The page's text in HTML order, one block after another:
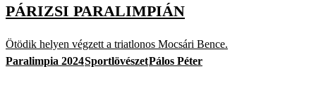
PÁRIZSI PARALIMPIÁN
Ötödik helyen végzett a triatlonos Mocsári Bence.
Paralimpia 2024SportlövészetPálos Péter